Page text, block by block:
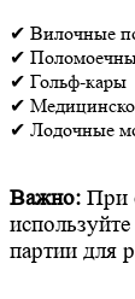
✔ Вилочные
✔
✔ Гольф-кары
✔
✔ Лодочные
Важно: При
партии для